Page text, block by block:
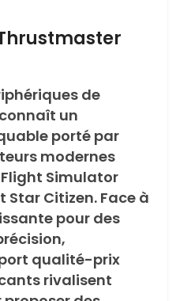
de
un
porté par
modernes
Simulator
Star Citizen. Face à
pour des
qualité-prix
rivalisent